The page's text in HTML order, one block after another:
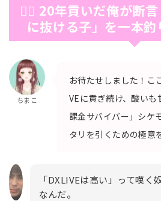
🕵️‍♂️ 20年貢いだ俺が断
に抜ける子」を一本
ちまこ
お待たせしました！こ
VEに貢ぎ続け、酸い
課金サバイバー」シケ
タリを引くための極意
「DXLIVEは高い」って嘆く
なんだ。